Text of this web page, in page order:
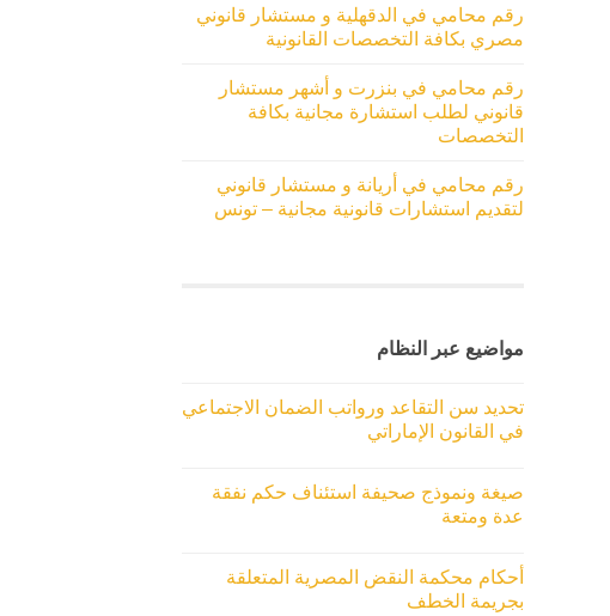
رقم محامي في الدقهلية و مستشار قانوني
مصري بكافة التخصصات القانونية
رقم محامي في بنزرت و أشهر مستشار
قانوني لطلب استشارة مجانية بكافة
التخصصات
رقم محامي في أريانة و مستشار قانوني
لتقديم استشارات قانونية مجانية – تونس
مواضيع عبر النظام
تحديد سن التقاعد ورواتب الضمان الاجتماعي
في القانون الإماراتي
صيغة ونموذج صحيفة استئناف حكم نفقة
عدة ومتعة
أحكام محكمة النقض المصرية المتعلقة
بجريمة الخطف